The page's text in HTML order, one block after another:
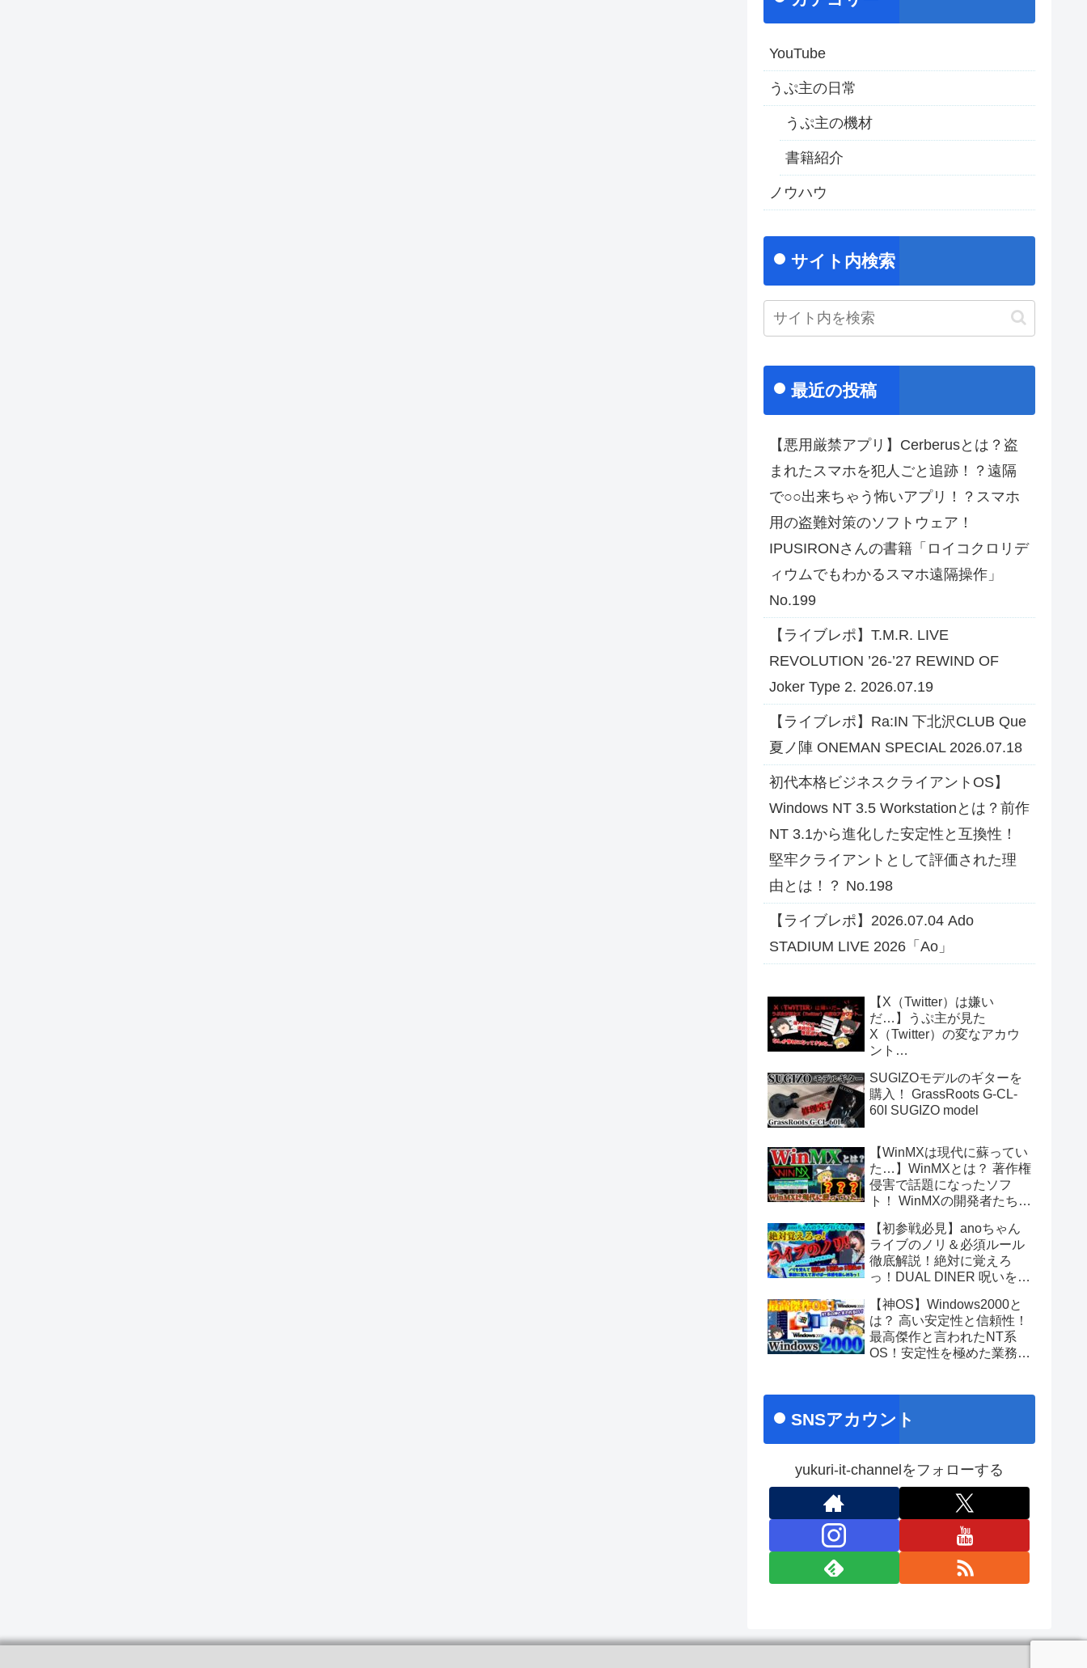
YouTube
うぷ主の日常
うぷ主の機材
書籍紹介
ノウハウ
サイト内検索
最近の投稿
【悪用厳禁アプリ】Cerberusとは？盗
まれたスマホを犯人ごと追跡！？遠隔
で○○出来ちゃう怖いアプリ！？スマホ
用の盗難対策のソフトウェア！
IPUSIRONさんの書籍「ロイコクロリデ
ィウムでもわかるスマホ遠隔操作」
No.199
【ライブレポ】T.M.R. LIVE
REVOLUTION ’26-’27 REWIND OF
Joker Type 2. 2026.07.19
【ライブレポ】Ra:IN 下北沢CLUB Que
夏ノ陣 ONEMAN SPECIAL 2026.07.18
初代本格ビジネスクライアントOS】
Windows NT 3.5 Workstationとは？前作
NT 3.1から進化した安定性と互換性！
堅牢クライアントとして評価された理
由とは！？ No.198
【ライブレポ】2026.07.04 Ado
STADIUM LIVE 2026「Ao」
【X（Twitter）は嫌い
だ…】うぷ主が見た
X（Twitter）の変なアカウ
ント…
SUGIZOモデルのギターを
購入！ GrassRoots G-CL-
60I SUGIZO model
【WinMXは現代に蘇ってい
た…】WinMXとは？ 著作権
侵害で話題になったソフ
ト！ WinMXの開発者たちが
「Fopnu」とは？ No.140
【初参戦必見】anoちゃん
ライブのノリ＆必須ルール
徹底解説！絶対に覚えろ
っ！DUAL DINER 呪いをか
あのちゃんライブ
【神OS】Windows2000と
は？ 高い安定性と信頼性！
最高傑作と言われたNT系
OS！安定性を極めた業務向
SNSアカウント
yukuri-it-channelをフォローする